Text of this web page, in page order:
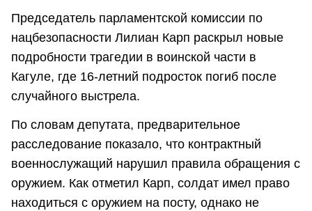
Председатель парламентской комиссии по
нацбезопасности Лилиан Карп раскрыл новые
подробности трагедии в воинской части в
Кагуле, где 16-летний подросток погиб после
случайного выстрела.
По словам депутата, предварительное
расследование показало, что контрактный
военнослужащий нарушил правила обращения с
оружием. Как отметил Карп, солдат имел право
находиться с оружием на посту, однако не